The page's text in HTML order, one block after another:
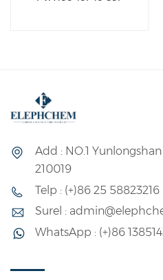
Add : NO.1
210019
Telp : (+)86 25 58823216
Surel :
WhatsApp : (+)86